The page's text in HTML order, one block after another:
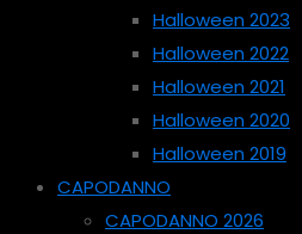
Halloween 2023
Halloween 2022
Halloween 2021
Halloween 2020
Halloween 2019
CAPODANNO
CAPODANNO 2026